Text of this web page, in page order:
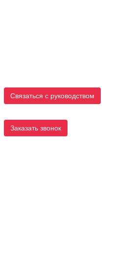
Связаться с руководством
Заказать звонок